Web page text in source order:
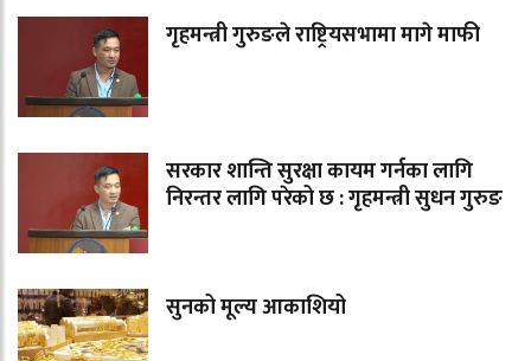
गृहमन्त्री गुरुङले राष्ट्रियसभामा मागे माफी
सरकार शान्ति सुरक्षा कायम गर्नका लागि
निरन्तर लागि परेको छ : गृहमन्त्री सुधन गुरुङ
सुनको मूल्य आकाशियो